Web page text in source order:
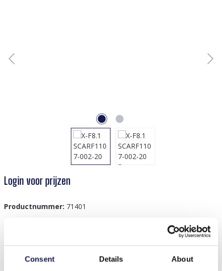
Consent Details About
Login voor prijzen
Productnummer: 71401
Beschrijving